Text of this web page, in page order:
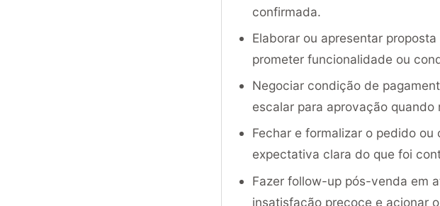
confirmada.
Elaborar ou apresentar
prometer funcionalidade ou
Negociar condição de
escalar para aprovação quando
Fechar e formalizar o pedido
expectativa clara do que foi
Fazer follow-up pós-venda em
insatisfação precoce e acionar